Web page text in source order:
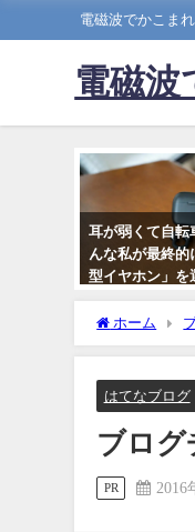
電磁波でかこま
電磁波
耳が弱くて自転
んな私が最終的
型イヤホン」を
ホーム
はてなブログ
ブログ
PR 2016